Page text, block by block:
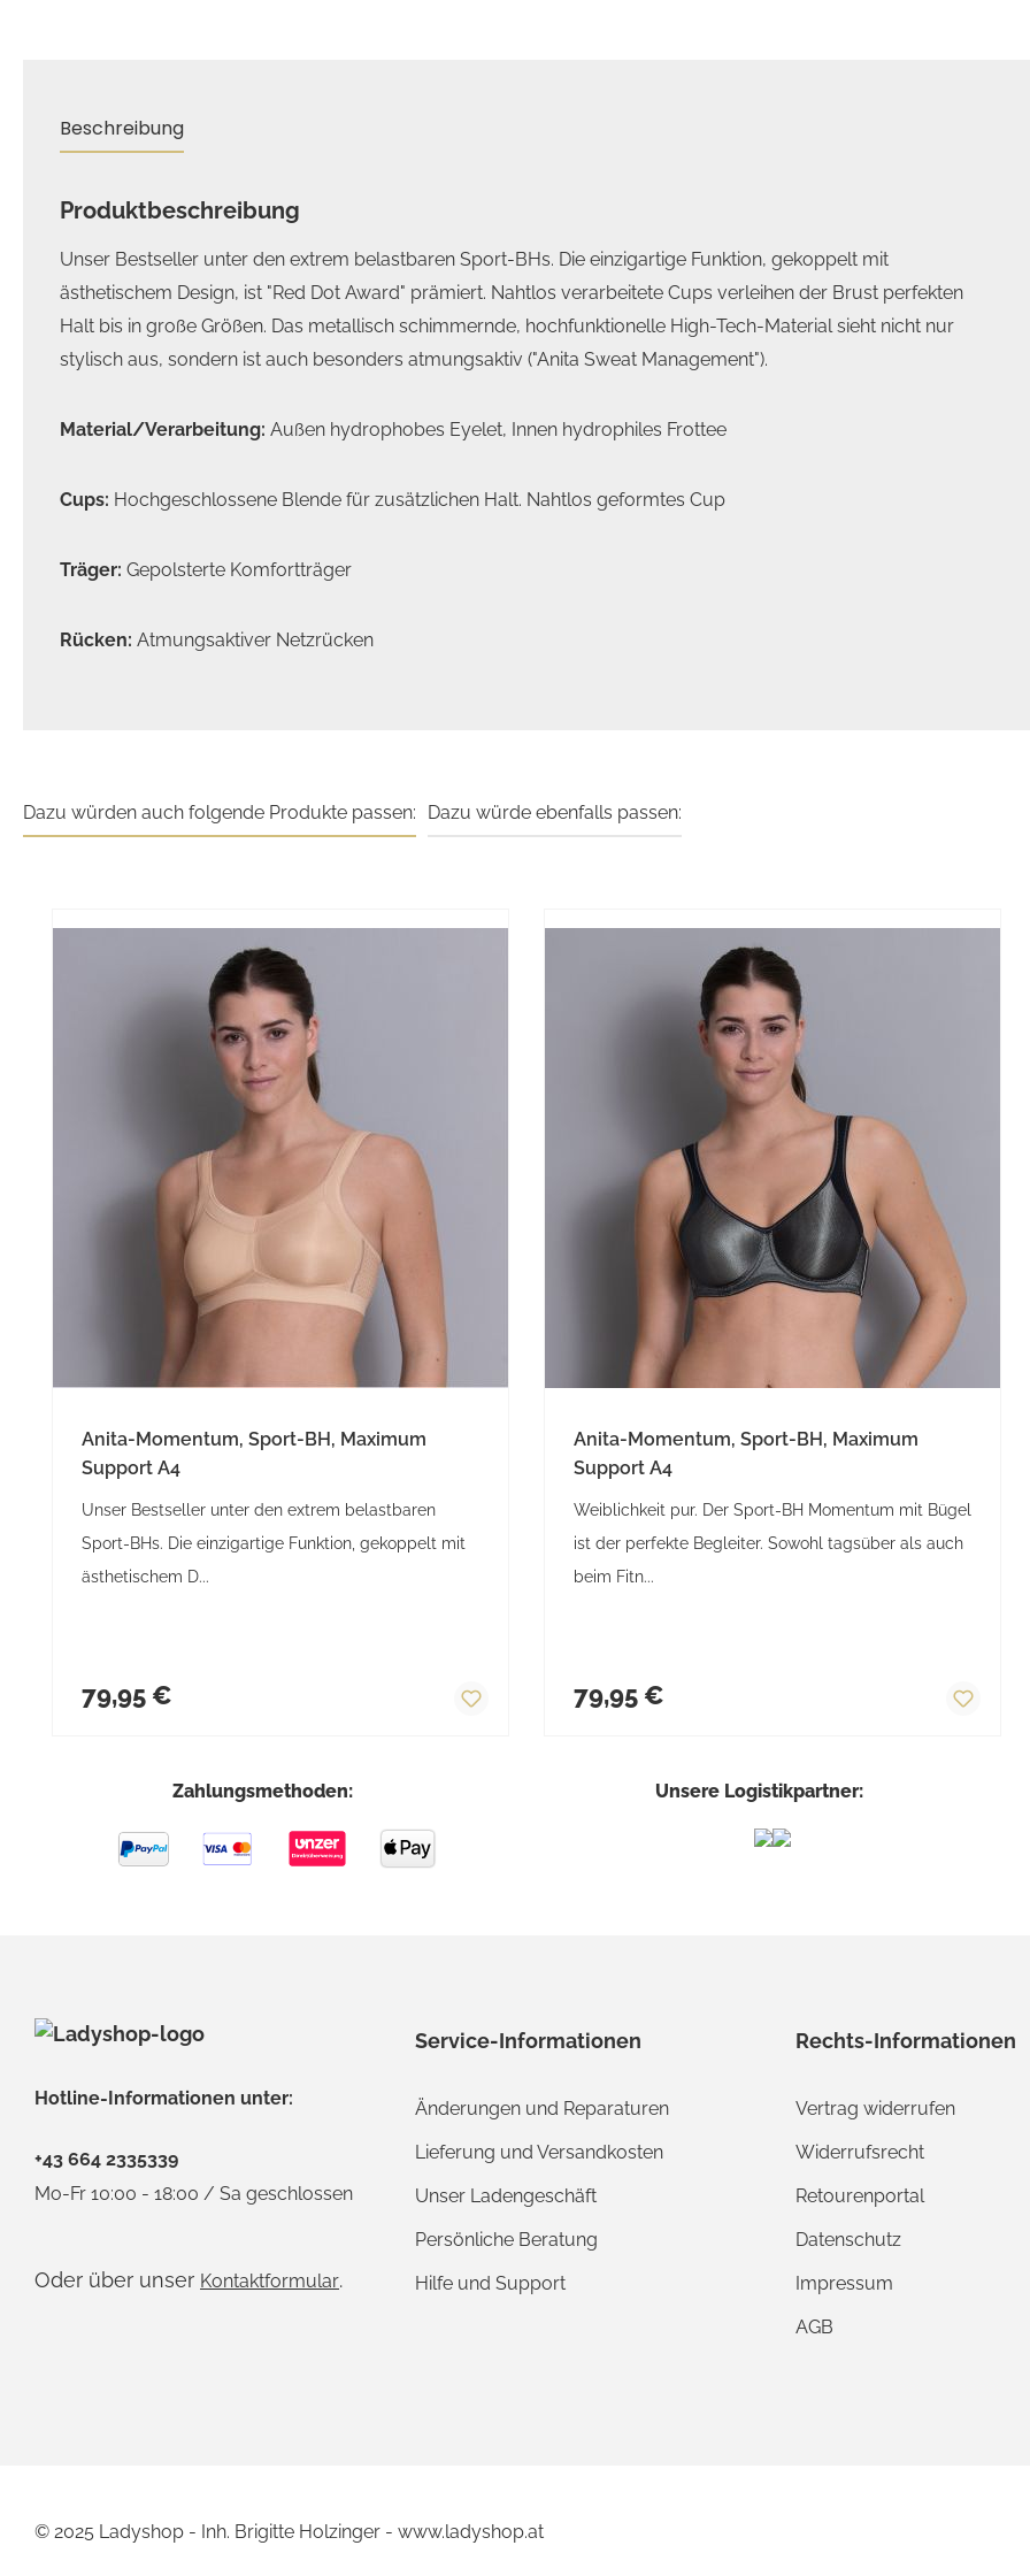
Beschreibung
Produktbeschreibung
Unser Bestseller unter den extrem belastbaren Sport-BHs. Die einzigartige Funktion, gekoppelt mit
ästhetischem Design, ist "Red Dot Award" prämiert. Nahtlos verarbeitete Cups verleihen der Brust perfekten
Halt bis in große Größen. Das metallisch schimmernde, hochfunktionelle High-Tech-Material sieht nicht nur
stylisch aus, sondern ist auch besonders atmungsaktiv ("Anita Sweat Management").
Material/Verarbeitung: Außen hydrophobes Eyelet, Innen hydrophiles Frottee
Cups: Hochgeschlossene Blende für zusätzlichen Halt. Nahtlos geformtes Cup
Träger: Gepolsterte Komfortträger
Rücken: Atmungsaktiver Netzrücken
Dazu würden auch folgende Produkte passen: Dazu würde ebenfalls passen:
Anita-Momentum, Sport-BH, Maximum
Support A4
Unser Bestseller unter den extrem belastbaren
Sport-BHs. Die einzigartige Funktion, gekoppelt mit
ästhetischem D...
79,95 €
Anita-Momentum, Sport-BH, Maximum
Support A4
Weiblichkeit pur. Der Sport-BH Momentum mit Bügel
ist der perfekte Begleiter. Sowohl tagsüber als auch
beim Fitn...
79,95 €
Zahlungsmethoden: Unsere Logistikpartner:
Hotline-Informationen unter:
+43 664 2335339
Mo-Fr 10:00 - 18:00 / Sa geschlossen
Oder über unser Kontaktformular.
Service-Informationen
Änderungen und Reparaturen
Lieferung und Versandkosten
Unser Ladengeschäft
Persönliche Beratung
Hilfe und Support
Rechts-Informationen
Vertrag widerrufen
Widerrufsrecht
Retourenportal
Datenschutz
Impressum
AGB
© 2025 Ladyshop - Inh. Brigitte Holzinger - www.ladyshop.at